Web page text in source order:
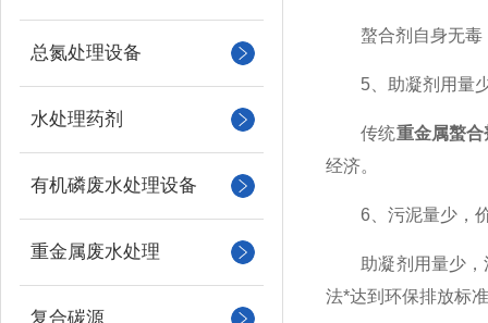
总氮处理设备
水处理药剂
有机磷废水处理设备
重金属废水处理
复合碳源
螯合剂自身无毒，
5、助凝剂用量少
传统重金属螯合
经济。
6、污泥量少，
助凝剂用量少，污
法*达到环保排放标